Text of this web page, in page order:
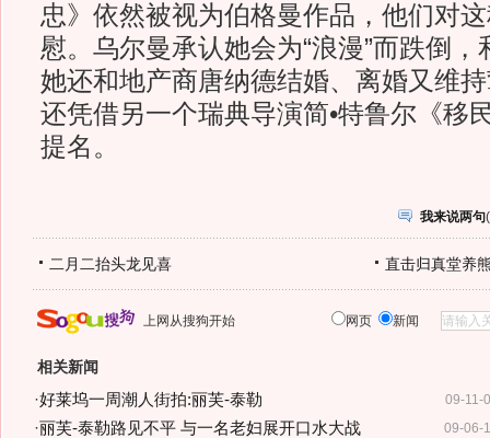
忠》依然被视为伯格曼作品，他们对这
慰。乌尔曼承认她会为“浪漫”而跌倒
她还和地产商唐纳德结婚、离婚又维
还凭借另一个瑞典导演简•特鲁尔《移
提名。
我来说两句(
二月二抬头龙见喜 直击归真堂养
上网从搜狗开始 网页 新闻
相关新闻
09-11-
·好莱坞一周潮人街拍:丽芙-泰勒
09-06-
·丽芙-泰勒路见不平 与一名老妇展开口水大战